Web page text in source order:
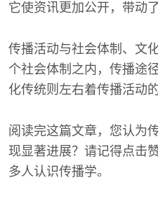
它使资讯更加公开，带动
传播活动与社会体制、文
个社会体制之内，传播途
化传统则左右着传播活动
阅读完这篇文章，您认为
现显著进展？请记得点击
多人认识传播学。